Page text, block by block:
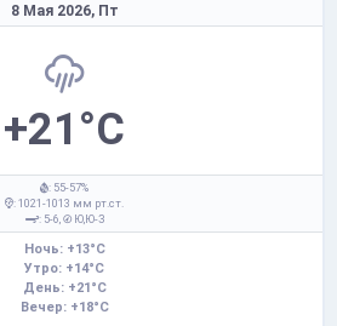
8 Мая 2026, Пт
+21°C
: 55-57%
: 1021-1013 мм рт.ст.
: 5-6,
Ю,Ю-З
Ночь: +13°C
Утро: +14°C
День: +21°C
Вечер: +18°C